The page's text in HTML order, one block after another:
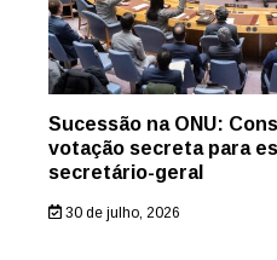
Sucessão na ONU:
votação secreta para
secretário-geral
30 de julho, 2026